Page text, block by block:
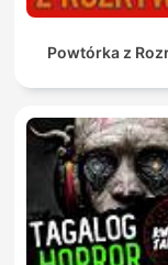
Powtórka z